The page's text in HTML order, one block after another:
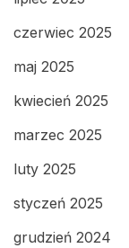
czerwiec 2025
maj 2025
kwiecień 2025
marzec 2025
luty 2025
styczeń 2025
grudzień 2024